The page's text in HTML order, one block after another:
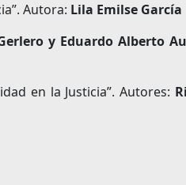
Autora: Lila Emilse García
y Eduardo Alberto
en la Justicia”. Autores: